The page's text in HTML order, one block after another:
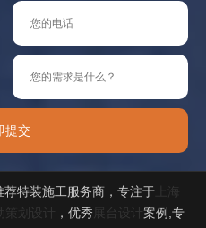
提交
特装施工服务商，专注于 上海
策划设计 ，优秀 展台设计案例,专